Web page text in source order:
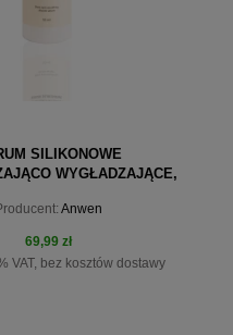
SILIKONOWE
WYGŁADZAJĄCE,
ML Anwen
69,99 zł
VAT, bez kosztów dostawy